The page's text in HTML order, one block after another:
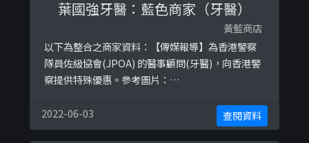
葉國強牙醫：藍色商家（牙醫）
黃藍商店
以下為整合之商家資料：【傳媒報導】為香港警察
隊員佐級協會(JPOA) 的醫事顧問(牙醫)，向香港警
察提供特殊優惠。參考圖片：
2022-06-03
查閱資料